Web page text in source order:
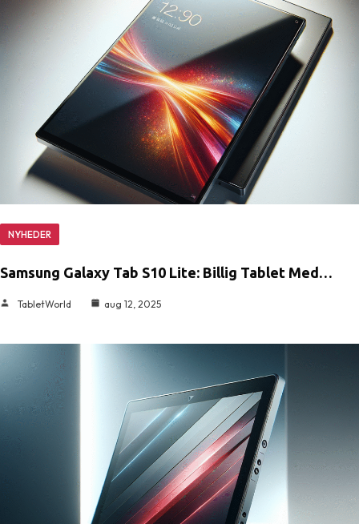
NYHEDER
Samsung Galaxy Tab S10 Lite: Billig Tablet Med…
TabletWorld aug 12, 2025